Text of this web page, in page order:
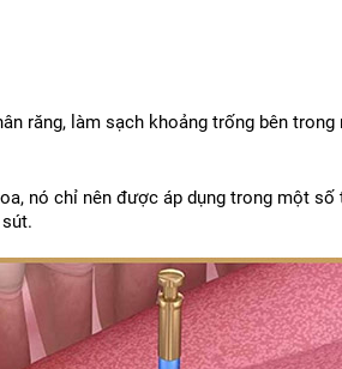
răng, làm sạch khoảng trống bên
nó chỉ nên được áp dụng trong một